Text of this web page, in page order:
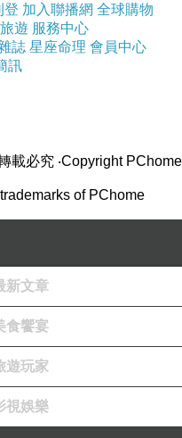
登 加入聯播網 全球購物
旅遊 服務中心
誌 星座命理 會員中心
訊
載必究 ‧Copyright PChome
of PChome
新文章
食饗宴
遊玩家
視娛樂